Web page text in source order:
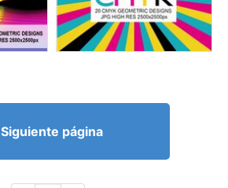
Siguiente página